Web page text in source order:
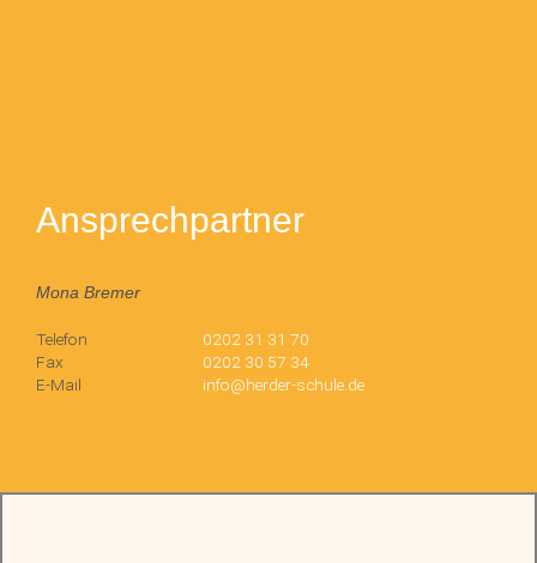
Ansprechpartner
Mona Bremer
Telefon
0202 31 31 70
Fax
0202 30 57 34
E-Mail
info@herder-schule.de